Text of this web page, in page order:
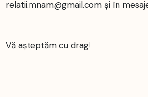
relatii.mnam@gmail.com şi în
Vă așteptăm cu drag!